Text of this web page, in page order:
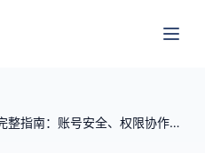
多账号管理工具完整指南：账号安全、权限协作和环境隔离怎么做